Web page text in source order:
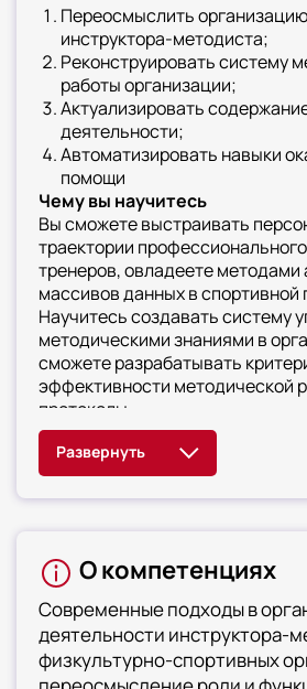
воспитательной работы
спортивной организации,
организации спортивной
предназначен для
методистов, слушателей,
работать инструктором-
физкультурно-спортивной
Переосмыслить
инструктора-методиста;
Реконструировать систему
работы организации;
Актуализировать
деятельности;
Автоматизировать навыки
помощи
Чему вы научитесь
Вы сможете выстраивать
траектории
тренеров, овладеете методами
массивов данных в спортивной
Научитесь создавать систему
методическими знаниями в
сможете разрабатывать
эффективности методической
протоколы
оказания первой помощи при
спортивных травмах,
деятельность методических
типа. Сможете внедрять
сопровождения
О компетенциях
Современные подходы в
деятельности инструктора-
физкультурно-спортивных